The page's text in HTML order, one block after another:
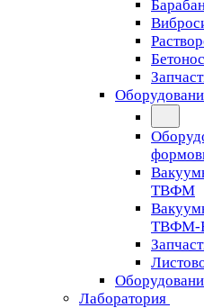
ТВФМ
ТВФМ-
Лаборатория